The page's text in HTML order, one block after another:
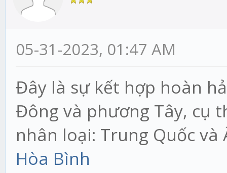
05-31-2023, 01:47 AM
Đây là sự kết hợp hoàn
Đông và phương Tây, cụ
nhân loại: Trung Quốc
Hòa Bình